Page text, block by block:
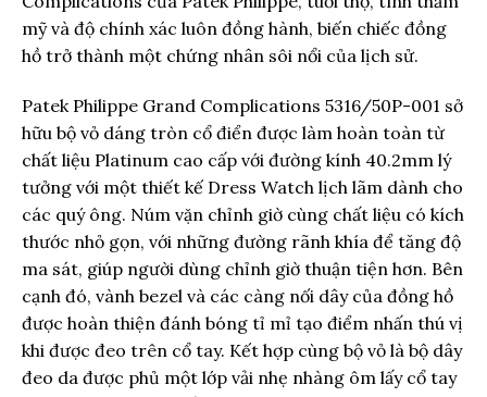
mỹ và độ chính xác luôn đồng hành, biến chiếc đồng
hồ trở thành một chứng nhân sôi nổi của lịch sử.
Patek Philippe Grand Complications 5316/50P-001 sở
hữu bộ vỏ dáng tròn cổ điển được làm hoàn toàn từ
chất liệu Platinum cao cấp với đường kính 40.2mm lý
tưởng với một thiết kế Dress Watch lịch lãm dành cho
các quý ông. Núm vặn chỉnh giờ cùng chất liệu có kích
thước nhỏ gọn, với những đường rãnh khía để tăng độ
ma sát, giúp người dùng chỉnh giờ thuận tiện hơn. Bên
cạnh đó, vành bezel và các càng nối dây của đồng hồ
được hoàn thiện đánh bóng tỉ mỉ tạo điểm nhấn thú vị
khi được đeo trên cổ tay. Kết hợp cùng bộ vỏ là bộ dây
đeo da được phủ một lớp vải nhẹ nhàng ôm lấy cổ tay